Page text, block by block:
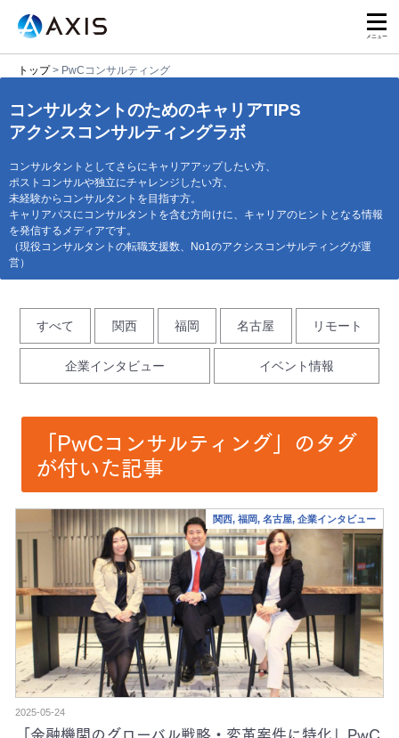
トップ> PwCコンサルティング
コンサルタントのためのキャリアTIPS
アクシスコンサルティングラボ
コンサルタントとしてさらにキャリアアップしたい方、
ポストコンサルや独立にチャレンジしたい方、
未経験からコンサルタントを目指す方。
キャリアパスにコンサルタントを含む方向けに、キャリアのヒントとなる情報
を発信するメディアです。
（現役コンサルタントの転職支援数、No1のアクシスコンサルティングが運
営）
すべて 関西 福岡 名古屋 リモート
企業インタビュー イベント情報
「PwCコンサルティング」のタグ
が付いた記事
関西, 福岡, 名古屋, 企業インタビュー
2025-05-24